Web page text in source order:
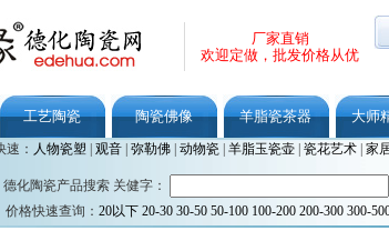
厂家直销
欢迎定做，批发价格从优
工艺陶瓷 陶瓷佛像 羊脂瓷茶器 大师
速： 人物瓷塑 观音| 弥勒佛| 动物瓷| 羊脂玉瓷壶| 瓷花艺术| 家
德化陶瓷产品搜索 关健字：
价格快速查询： 20以下 20-30 30-50 50-100 100-200 200-300 300-